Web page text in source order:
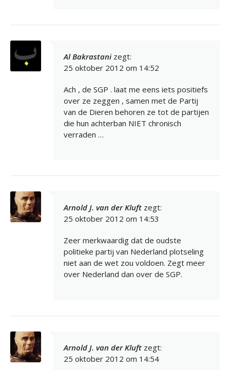
Al Bakrastani zegt:
25 oktober 2012 om 14:52
Ach , de SGP . laat me eens iets positiefs
over ze zeggen , samen met de Partij
van de Dieren behoren ze tot de partijen
die hun achterban NIET chronisch
verraden …
Arnold J. van der Kluft zegt:
25 oktober 2012 om 14:53
Zeer merkwaardig dat de oudste
politieke partij van Nederland plotseling
niet aan de wet zou voldoen. Zegt meer
over Nederland dan over de SGP.
Arnold J. van der Kluft zegt:
25 oktober 2012 om 14:54